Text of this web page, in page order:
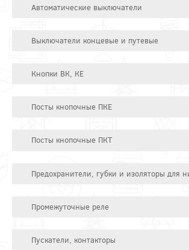
Автоматические выключатели
Выключатели концевые и путевые
Кнопки ВК, КЕ
Посты кнопочные ПКЕ
Посты кнопочные ПКТ
Предохранители, губки и изоляторы для
Промежуточные реле
Пускатели, контакторы